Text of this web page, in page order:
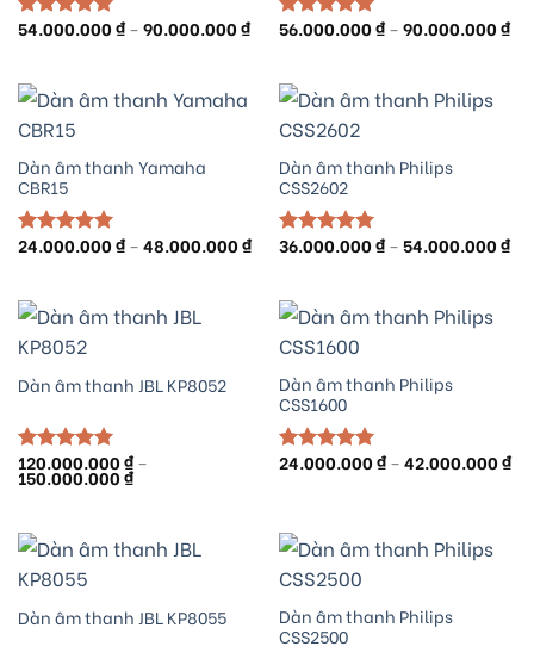
Được xếp
54.000.000₫ – 90.000.000₫Khoảng
giá:
đến
90.000.000 ₫
Được xếp
56.000.000₫ – 90.000.000₫
Dàn âm thanh Yamaha
CBR15
Được xếp
24.000.000₫ – 48.000.000₫Khoảng
giá:
đến
48.000.000 ₫
Dàn âm thanh Philips
CSS2602
Được xếp
36.000.000₫ – 54.000.000₫
Dàn âm thanh JBL KP8052
Được xếp
hạng5.00
120.000.000₫ –
150.000.000₫Khoảng
giá:
đến
150.000.000 ₫
Dàn âm thanh Philips
CSS1600
Được xếp
24.000.000₫ – 42.000.000₫
Dàn âm thanh JBL KP8055
Dàn âm thanh Philips
CSS2500